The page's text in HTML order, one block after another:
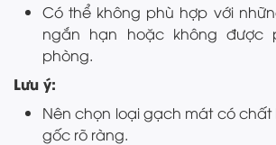
Có thể không phù hợp với
ngắn hạn hoặc không được
phòng.
Lưu ý:
Nên chọn loại gạch mát có chất
gốc rõ ràng.